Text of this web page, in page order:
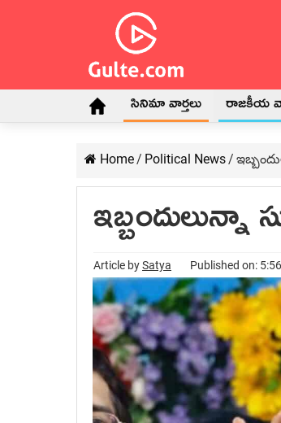
సినిమా వార్తలు రాజకీయ
Home/ Political News/
Article bySatya Published on: